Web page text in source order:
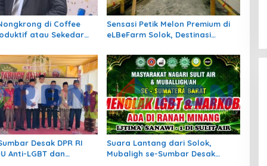
di Coffee
atau Sekedar
Sensasi Petik Melon Premium di
eLBeFarm Solok, Destinasi
Dikunjungi
Desak DPR RI
Anti-LGBT dan
Suara Lantang dari Solok,
Mubaligh se-Sumbar Desak